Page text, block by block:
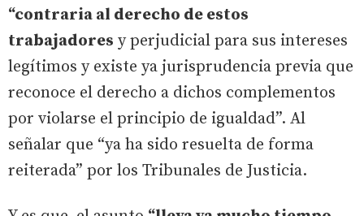
“contraria al derecho de estos
trabajadores y perjudicial para sus intereses
legítimos y existe ya jurisprudencia previa que
reconoce el derecho a dichos complementos
por violarse el principio de igualdad”. Al
señalar que “ya ha sido resuelta de forma
reiterada” por los Tribunales de Justicia.